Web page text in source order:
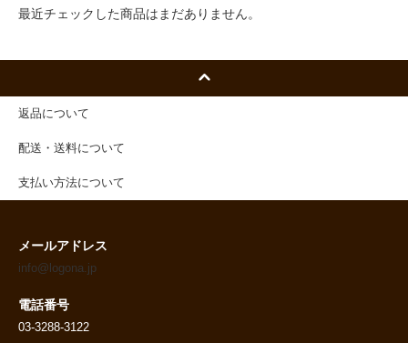
最近チェックした商品はまだありません。
返品について
配送・送料について
支払い方法について
メールアドレス
info@logona.jp
電話番号
03-3288-3122